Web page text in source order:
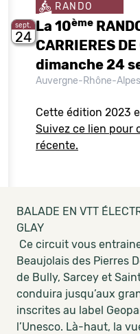
sept.
24
RANDO
La 10ème
CARRIERES
dimanche 24
Auvergne-Rhône-Alpes
Cette édition 2023
Suivez ce lien pour
récente.
BALADE EN VTT
GLAY
Ce circuit vous
Beaujolais des Pierres
de Bully, Sarcey et
conduira jusqu’aux
inscrites au label
l’Unesco. Là-haut, la